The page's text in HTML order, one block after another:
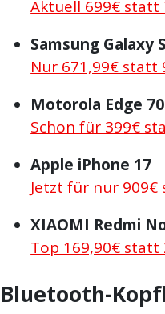
Aktuell 699€ statt
Samsung Galaxy
Nur 671,99€ statt
Motorola Edge 70
Schon für 399€
Apple iPhone 17
Jetzt für nur
XIAOMI Redmi
Top 169,90€ statt
Bluetooth-